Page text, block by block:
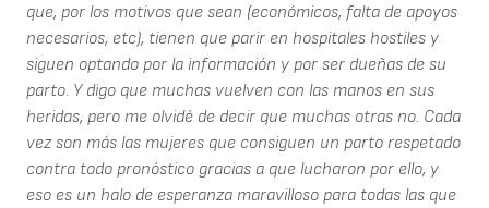
que, por los motivos que sean (económicos, falta de apoyos
necesarios, etc), tienen que parir en hospitales hostiles y
siguen optando por la información y por ser dueñas de su
parto. Y digo que muchas vuelven con las manos en sus
heridas, pero me olvidé de decir que muchas otras no. Cada
vez son más las mujeres que consiguen un parto respetado
contra todo pronóstico gracias a que lucharon por ello, y
eso es un halo de esperanza maravilloso para todas las que